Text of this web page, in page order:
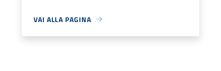
VAI ALLA PAGINA